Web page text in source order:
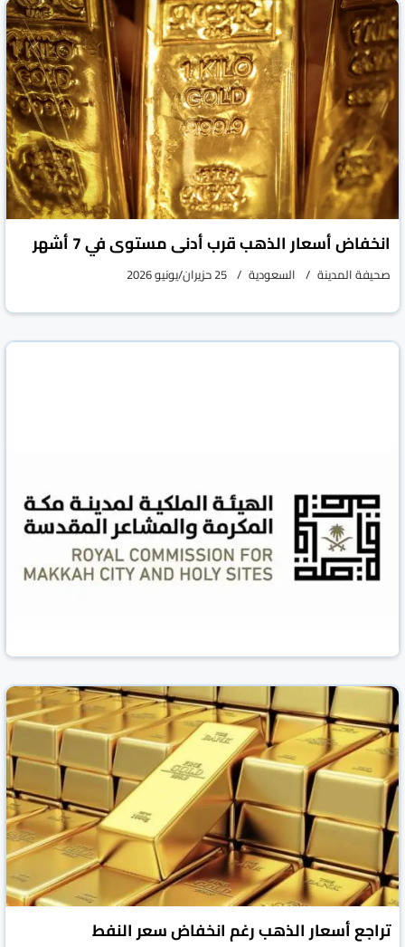
انخفاض أسعار الذهب قرب أدنى مستوى في 7 أشهر
صحيفة المدينة السعودية 25 حزيران/يونيو 2026
الهيئة الملكية لمكة والمشاعر المقدسة تطلق
المرحلة الجديدة من برنامج الأحياء المطورة
صحيفة المدينة السعودية 24 حزيران/يونيو 2026
تراجع أسعار الذهب رغم انخفاض سعر النفط